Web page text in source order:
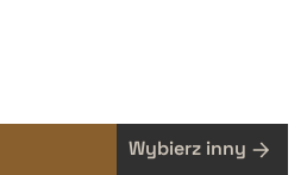
Wybierz inny